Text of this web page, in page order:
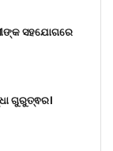
ସହଯୋଗରେ
ଗୁରୁତ୍ଵର।